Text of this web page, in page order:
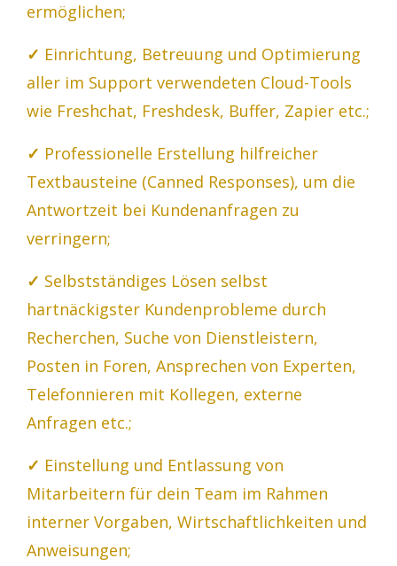
ermöglichen;
✓ Einrichtung, Betreuung und Optimierung
aller im Support verwendeten Cloud-Tools
wie Freshchat, Freshdesk, Buffer, Zapier etc.;
✓ Professionelle Erstellung hilfreicher
Textbausteine (Canned Responses), um die
Antwortzeit bei Kundenanfragen zu
verringern;
✓ Selbstständiges Lösen selbst
hartnäckigster Kundenprobleme durch
Recherchen, Suche von Dienstleistern,
Posten in Foren, Ansprechen von Experten,
Telefonnieren mit Kollegen, externe
Anfragen etc.;
✓ Einstellung und Entlassung von
Mitarbeitern für dein Team im Rahmen
interner Vorgaben, Wirtschaftlichkeiten und
Anweisungen;